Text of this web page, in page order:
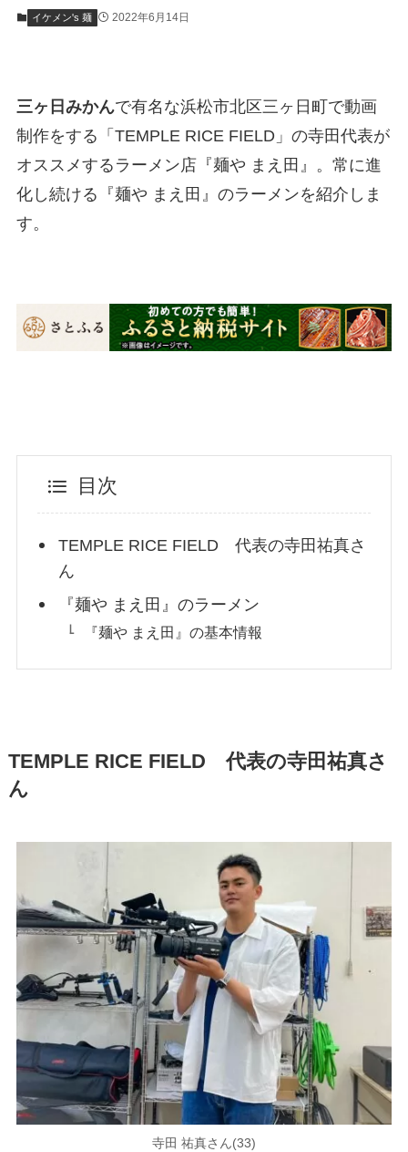
イケメン's 麺 2022年6月14日
三ヶ日みかんで有名な浜松市北区三ヶ日町で動画
制作をする「TEMPLE RICE FIELD」の寺田代表が
オススメするラーメン店『麺や まえ田』。常に進
化し続ける『麺や まえ田』のラーメンを紹介しま
す。
目次
TEMPLE RICE FIELD 代表の寺田祐真さ
ん
『麺や まえ田』のラーメン
『麺や まえ田』の基本情報
TEMPLE RICE FIELD 代表の寺田祐真さ
ん
寺田 祐真さん(33)